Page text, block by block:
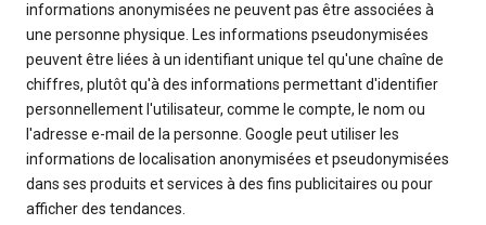
informations anonymisées ne peuvent pas être associées à
une personne physique. Les informations pseudonymisées
peuvent être liées à un identifiant unique tel qu'une chaîne de
chiffres, plutôt qu'à des informations permettant d'identifier
personnellement l'utilisateur, comme le compte, le nom ou
l'adresse e-mail de la personne. Google peut utiliser les
informations de localisation anonymisées et pseudonymisées
dans ses produits et services à des fins publicitaires ou pour
afficher des tendances.